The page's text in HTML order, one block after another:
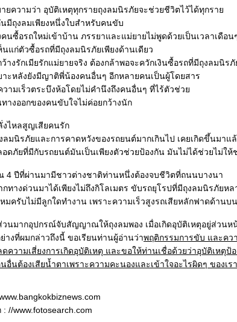
ยความว่า อุบัติเหตุทุกรายถุงลมนิรภัยจะช่วยชีวิตไว้ได้ทุกรา
มีถุงลมเพียงหนึ่งใบสำหรับคนขับ
นซื้อรถใหม่เข้าบ้าน ภรรยาและแม่ยายไม่พูดด้วยเป็นเวลาเดือน
นแก่ตัวซื้อรถที่มีถุงลมนิรภัยเพียงด้านเดียว
างรักเมียรักแม่ยายจริง ต้องกล้าพอจะควักเงินซื้อรถที่มีถุงลมนิร
าะหลังยังมีญาติพี่น้องคนอื่นๆ อีกหลายคนเป็นผู้โดยสาร
วามเร็วตระบึงห้อโดยไม่คำนึงถึงคนอื่นๆ ที่ไร้ตัวช่ว
างออกของคนขับใจไม่ค่อยกว้างนัก
ไหลสูญเสียคนรัก
ลมนิรภัยและการคาดหวังของรถยนต์มากเกินไป เคยเกิดขึ้นมาแ
ดภัยที่มีกับรถยนต์มันเป็นเพียงตัวช่วยป้องกัน มันไม่ได้ช่วยไม่ให้
4 ปีที่ผ่านมามีชาวต่างชาติท่านหนึ่งต้องจบชีวิตที่ถนนบางนา
กทางด่วนมาได้เพียงไม่ถึงกิโลเมตร ขับรถยุโรปที่มีถุงลมนิรภัยหล
มครับไม่มีลูกใดทำงาน เพราะความเร็วสูงรถเสียหลักฟาดด้านบ
นมากอุปกรณ์จับสัญญาณให้ถุงลมพอง เมื่อเกิดอุบัติเหตุอยู่ส่วนห
างที่ผมกล่าวถึงนี้ ขอเรียนท่านผู้อ่านว่าพฤติกรรมการขับ และคว
ความเสี่ยงการเกิดอุบัติเหตุ และขอให้ท่านเชื่อด้วยว่าอุบัติเหตุป้
อื่นต้องเสียน้ำตาเพราะความคะนองและเข้าใจอะไรผิดๆ ของเร
: //www.fotosearch.com